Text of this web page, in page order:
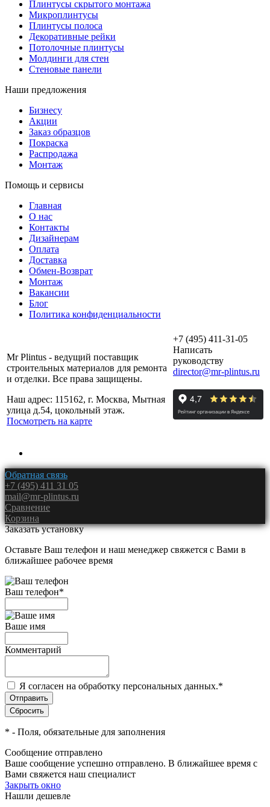
Плинтусы скрытого монтажа
Микроплинтусы
Плинтусы полоса
Декоративные рейки
Потолочные плинтусы
Молдинги для стен
Стеновые панели
Наши предложения
Бизнесу
Акции
Заказ образцов
Покраска
Распродажа
Монтаж
Помощь и сервисы
Главная
О нас
Контакты
Дизайнерам
Оплата
Доставка
Обмен-Возврат
Монтаж
Вакансии
Блог
Политика конфиденциальности
Mr Plintus - ведущий поставщик
строительных материалов для ремонта
и отделки. Все права защищены.
Наш адрес: 115162, г. Москва, Мытная
улица д.54, цокольный этаж.
Посмотреть на карте
+7 (495) 411-31-05
Написать
руководству
director@mr-plintus.ru
Обратная связь
+7 (495) 411 31 05
mail@mr-plintus.ru
Сравнение
Корзина
Заказать установку
Оставьте Ваш телефон и наш менеджер свяжется с Вами в
ближайшее рабочее время
Ваш телефон*
Ваше имя
Комментарий
Я согласен на обработку персональных данных.*
* - Поля, обязательные для заполнения
Сообщение отправлено
Ваше сообщение успешно отправлено. В ближайшее время с
Вами свяжется наш специалист
Закрыть окно
Нашли дешевле